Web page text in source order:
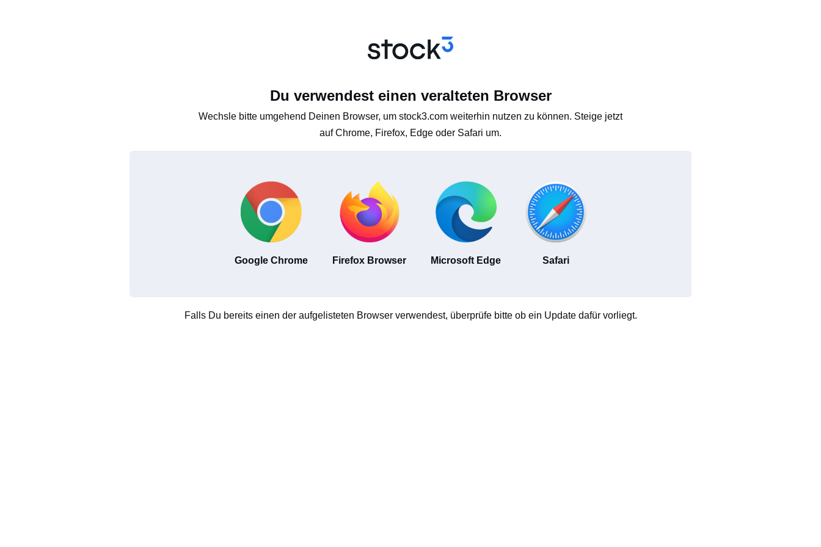
Du verwendest einen veralteten Browser
Wechsle bitte umgehend Deinen Browser, um stock3.com weiterhin nutzen zu können. Steige jetzt
auf Chrome, Firefox, Edge oder Safari um.
Google Chrome Firefox Browser Microsoft Edge Safari
Falls Du bereits einen der aufgelisteten Browser verwendest, überprüfe bitte ob ein Update dafür vorliegt.